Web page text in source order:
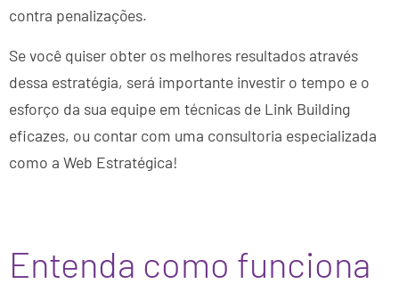
contra penalizações.
Se você quiser obter os melhores resultados através
dessa estratégia, será importante investir o tempo e o
esforço da sua equipe em técnicas de Link Building
eficazes, ou contar com uma consultoria especializada
como a Web Estratégica!
Entenda como funciona